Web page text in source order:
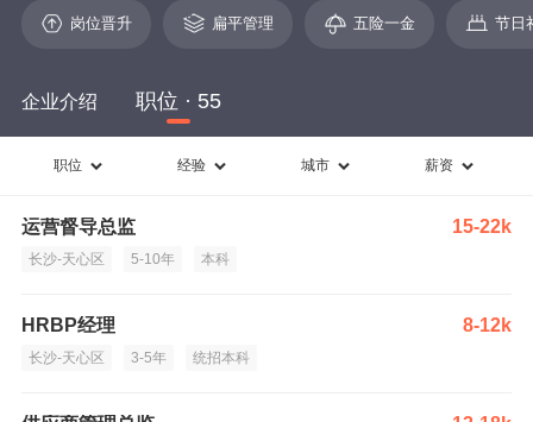
岗位晋升 扁平管理 五险一金 节日
企业介绍 职位 · 55
职位 经验 城市 薪资
运营督导总监 15-22k
长沙-天心区 5-10年 本科
HRBP经理 8-12k
长沙-天心区 3-5年 统招本科